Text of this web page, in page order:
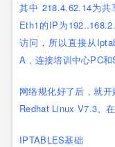
其中 218.4.62.14为共
Eth1的IP为
访问，所以直接从
A，连接培训中心PC和
网络规化好了后，就
Redhat Linux V7.3。
IPTABLES基础